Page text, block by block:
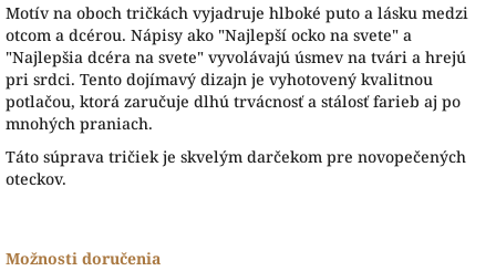
Motív na oboch tričkách vyjadruje hlboké puto a lásku medzi
otcom a dcérou. Nápisy ako "Najlepší ocko na svete" a
"Najlepšia dcéra na svete" vyvolávajú úsmev na tvári a hrejú
pri srdci. Tento dojímavý dizajn je vyhotovený kvalitnou
potlačou, ktorá zaručuje dlhú trvácnosť a stálosť farieb aj po
mnohých praniach.
Táto súprava tričiek je skvelým darčekom pre novopečených
oteckov.
Možnosti doručenia